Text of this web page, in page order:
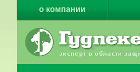
о компании